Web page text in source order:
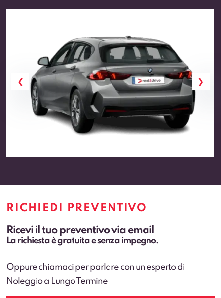
RICHIEDI PREVENTIVO
Ricevi il tuo preventivo via email
La richiesta è gratuita e senza impegno.
Oppure chiamaci per parlare con un esperto di
Noleggio a Lungo Termine